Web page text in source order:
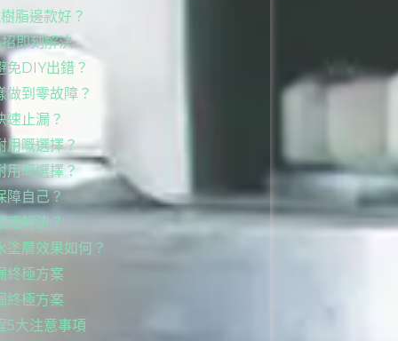
脂邊款好？
即刻解決
免DIY出錯？
到零故障？
速止漏？
用嘅選擇？
用嘅選擇？
障自己？
底解決？
層效果如何？
終極方案
終極方案
5大注意事項